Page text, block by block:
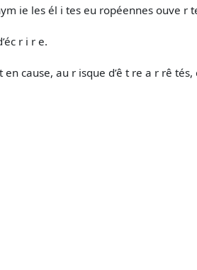
ie les él i tes eu ropéennes ouve r
r i r e.
cause, au r isque d’ê t re a r rê tés,